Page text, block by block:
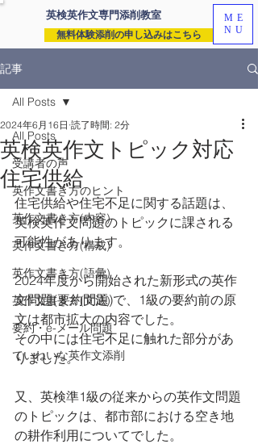
英検英作文専門添削教室
無料体験添削の申し込みはこちら
ME
NU
記事
All Posts
受講者の声
英作文書き方のヒント
英作文書き方(内容)
英作文書き方(構成)
英作文書き方(語彙)
英作文書き方(文法)
要約・e-メール問題
ていねいな英作文添削
All Posts
英検英作文トピック対応
住宅供給
2024年6月16日 読了時間: 2分
住宅供給や住宅不足に関する話題は、
英検英作文問題のトピックに課される
可能性があります。
2024年度から開始された新形式の英作
文問題(要約問題)で、1級の要約前の原
文は都市拡大の内容でした。
その中には住宅不足に触れた部分があ
りました。
又、英検準1級の従来からの英作文問題
のトピックは、都市部における空き地
の耕作利用についてでした。